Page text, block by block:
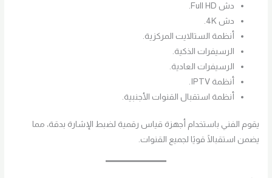
دش Full HD.
دش 4K.
أنظمة الستالايت المركزية.
الرسيفرات الذكية.
الرسيفرات العادية.
أنظمة IPTV.
أنظمة استقبال القنوات الأجنبية.
يقوم الفني باستخدام أجهزة قياس رقمية لضبط الإشارة بدقة، مما
يضمن استقبالًا قويًا لجميع القنوات.